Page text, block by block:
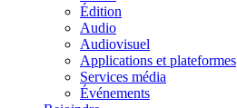
Édition
Audio
Audiovisuel
Applications et plateformes
Services média
Événements